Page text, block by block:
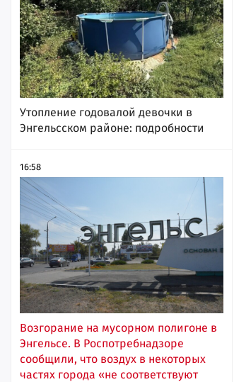
Утопление годовалой девочки в
Энгельсском районе: подробности
16:58
Возгорание на мусорном полигоне в
Энгельсе. В Роспотребнадзоре
сообщили, что воздух в некоторых
частях города «не соответствуют